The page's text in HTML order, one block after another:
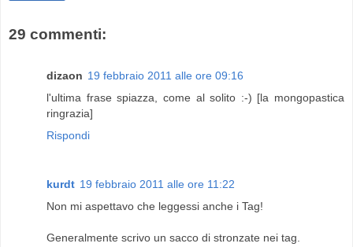
29 commenti:
dizaon 19 febbraio 2011 alle ore 09:16
l'ultima frase spiazza, come al solito :-) [la mongopastica
ringrazia]
Rispondi
kurdt 19 febbraio 2011 alle ore 11:22
Non mi aspettavo che leggessi anche i Tag!
Generalmente scrivo un sacco di stronzate nei tag.